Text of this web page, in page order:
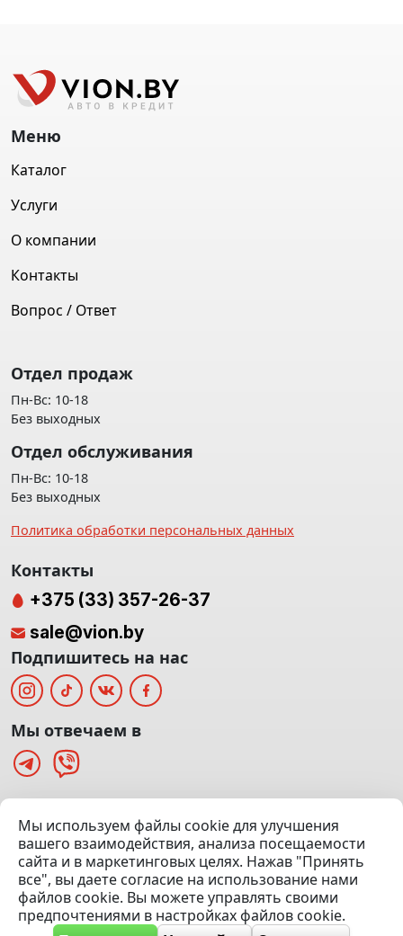
(Офис: 5 этаж | Осмотр авто: 5 этаж)
Посмотреть на карте
© 2020 — 2026 VION.BY — Продажа, выкуп и обмен | УНП
192961100 |Эвакуатор Минск
Меню
Каталог
Услуги
О компании
Контакты
Вопрос / Ответ
Отдел продаж
Пн-Вс: 10-18
Без выходных
Отдел обслуживания
Пн-Вс: 10-18
Без выходных
Политика обработки персональных данных
Мы используем файлы cookie для улучшения
вашего взаимодействия, анализа посещаемости
сайта и в маркетинговых целях. Нажав "Принять
все", вы даете согласие на использование нами
файлов cookie. Вы можете управлять своими
предпочтениями в настройках файлов cookie.
Контакты
+375 (33) 357-26-37
sale@vion.by
Подпишитесь на нас
Мы отвечаем в